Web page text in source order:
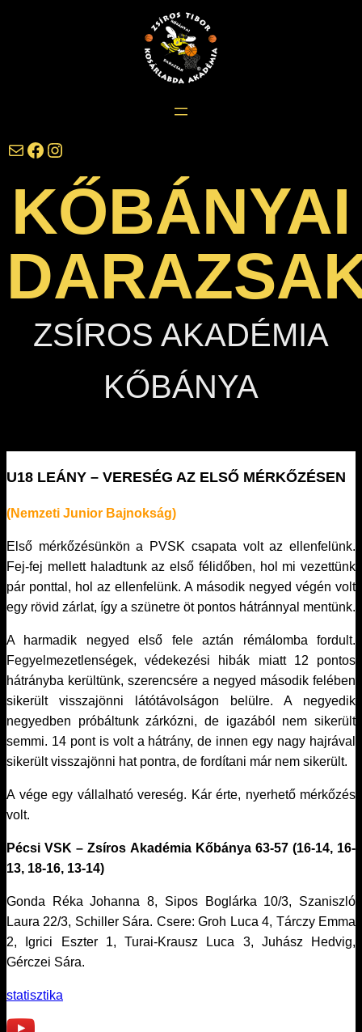
darazsak@darazsak.hu @kobanyaidarazsak @darazsak
KŐBÁNYAI
ZSÍROS AKADÉMIA
KŐBÁNYA
U18 LEÁNY – VERESÉG AZ ELSŐ MÉRKŐZÉSEN
(Nemzeti Junior Bajnokság)
Első mérkőzésünkön a PVSK csapata volt az ellenfelünk.
Fej-fej mellett haladtunk az első félidőben, hol mi vezettünk
pár ponttal, hol az ellenfelünk. A második negyed végén volt
egy rövid zárlat, így a szünetre öt pontos hátránnyal mentünk.
A harmadik negyed első fele aztán rémálomba fordult.
Fegyelmezetlenségek, védekezési hibák miatt 12 pontos
hátrányba kerültünk, szerencsére a negyed második felében
sikerült visszajönni látótávolságon belülre. A negyedik
negyedben próbáltunk zárkózni, de igazából nem sikerült
semmi. 14 pont is volt a hátrány, de innen egy nagy hajrával
sikerült visszajönni hat pontra, de fordítani már nem sikerült.
A vége egy vállalható vereség. Kár érte, nyerhető mérkőzés
volt.
Pécsi VSK – Zsíros Akadémia Kőbánya 63-57 (16-14, 16-
13, 18-16, 13-14)
Gonda Réka Johanna 8, Sipos Boglárka 10/3, Szaniszló
Laura 22/3, Schiller Sára. Csere: Groh Luca 4, Tárczy Emma
2, Igrici Eszter 1, Turai-Krausz Luca 3, Juhász Hedvig,
Gérczei Sára.
statisztika